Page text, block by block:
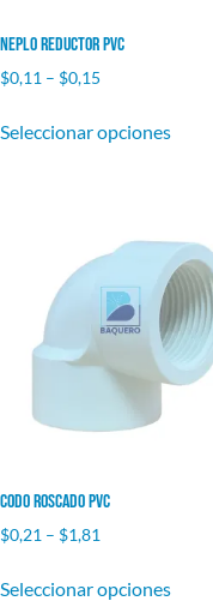
Neplo Reductor PVC
$0,11 – $0,15
Seleccionar opciones
Codo Roscado PVC
$0,21 – $1,81
Seleccionar opciones